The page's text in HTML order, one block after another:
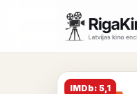
IMDb: 5,1